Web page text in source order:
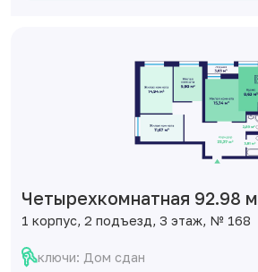
Четырехкомнатная 92.98 м
1 корпус, 2 подъезд, 3 этаж, № 168
ключи: Дом сдан